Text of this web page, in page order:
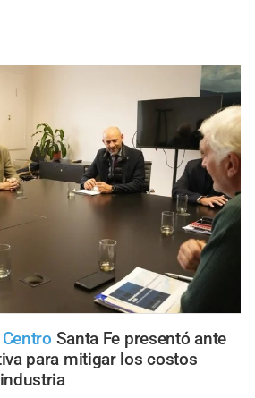
Santa Fe presentó ante
para mitigar los costos